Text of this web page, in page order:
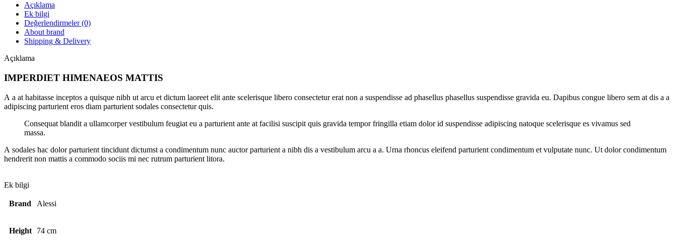
Açıklama
Ek bilgi
Değerlendirmeler (0)
About brand
Shipping & Delivery
Açıklama
IMPERDIET HIMENAEOS MATTIS
A a at habitasse inceptos a quisque nibh ut arcu et dictum laoreet elit ante scelerisque libero consectetur erat non a suspendisse ad phasellus phasellus suspendisse gravida eu. Dapibus congue libero sem at dis a a
adipiscing parturient eros diam parturient sodales consectetur quis.
Consequat blandit a ullamcorper vestibulum feugiat eu a parturient ante at facilisi suscipit quis gravida tempor fringilla etiam dolor id suspendisse adipiscing natoque scelerisque es vivamus sed
massa.
A sodales hac dolor parturient tincidunt dictumst a condimentum nunc auctor parturient a nibh dis a vestibulum arcu a a. Urna rhoncus eleifend parturient condimentum et vulputate nunc. Ut dolor condimentum
hendrerit non mattis a commodo sociis mi nec rutrum parturient litora.
Ek bilgi
Brand Alessi
Height 74 cm